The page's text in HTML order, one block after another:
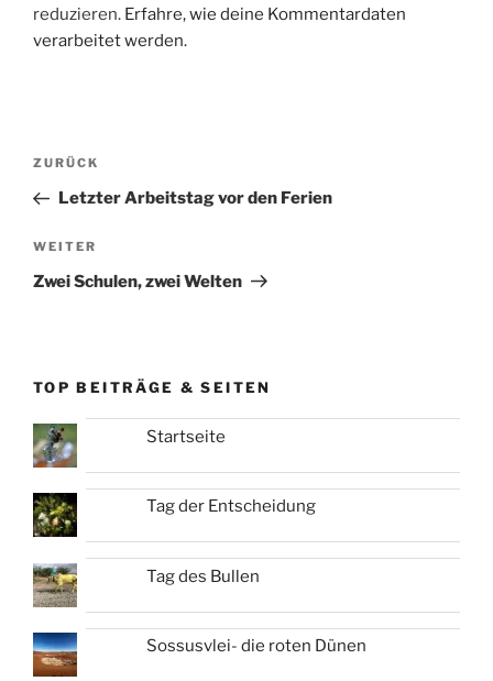
reduzieren. Erfahre, wie deine Kommentardaten
verarbeitet werden.
Beitragsnavigation
Vorheriger
Beitrag
ZURÜCK
Letzter Arbeitstag vor den Ferien
Nächster
Beitrag
WEITER
Zwei Schulen, zwei Welten
TOP BEITRÄGE & SEITEN
Startseite
Tag der Entscheidung
Tag des Bullen
Sossusvlei- die roten Dünen